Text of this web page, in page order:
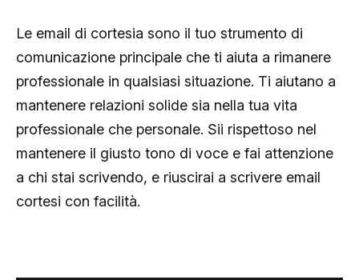
Le email di cortesia sono il tuo strumento di
comunicazione principale che ti aiuta a rimanere
professionale in qualsiasi situazione. Ti aiutano a
mantenere relazioni solide sia nella tua vita
professionale che personale. Sii rispettoso nel
mantenere il giusto tono di voce e fai attenzione
a chi stai scrivendo, e riuscirai a scrivere email
cortesi con facilità.